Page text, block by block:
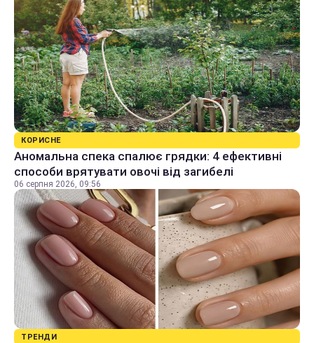
КОРИСНЕ
Аномальна спека спалює грядки: 4 ефективні
способи врятувати овочі від загибелі
06 серпня 2026, 09:56
ТРЕНДИ